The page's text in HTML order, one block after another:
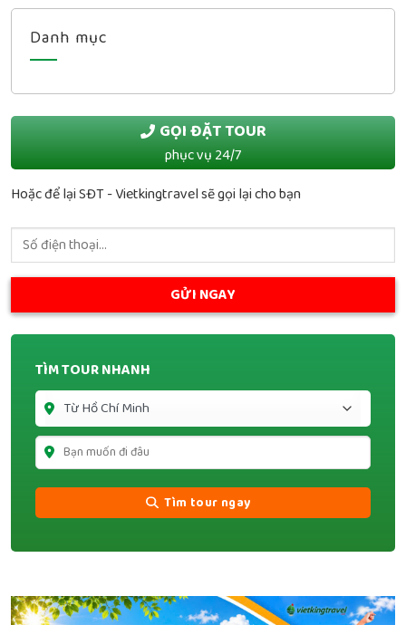
Danh mục
GỌI ĐẶT TOUR
phục vụ 24/7
Hoặc để lại SĐT - Vietkingtravel sẽ gọi lại cho bạn
TÌM TOUR NHANH
Tìm tour ngay